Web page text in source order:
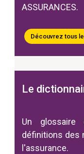
ASSURANCES.
Découvrez tous
Le
Un
définitions des
l'assurance.